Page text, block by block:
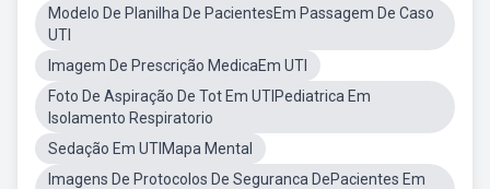
Modelo De Planilha De PacientesEm Passagem De Caso
UTI
Imagem De Prescrição MedicaEm UTI
Foto De Aspiração De Tot Em UTIPediatrica Em
Isolamento Respiratorio
Sedação Em UTIMapa Mental
Imagens De Protocolos De Seguranca DePacientes Em